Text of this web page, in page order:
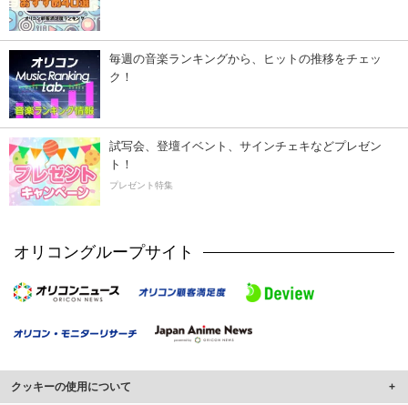
毎週の音楽ランキングから、ヒットの推移をチェッ
ク！
試写会、登壇イベント、サインチェキなどプレゼン
ト！
プレゼント特集
オリコングループサイト
クッキーの使用について